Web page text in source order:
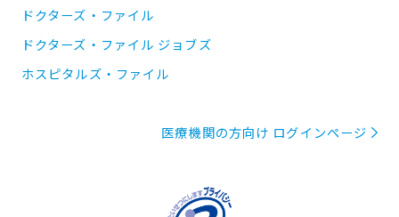
ドクターズ・ファイル
ドクターズ・ファイル ジョブズ
ホスピタルズ・ファイル
医療機関の方向け ログインページ